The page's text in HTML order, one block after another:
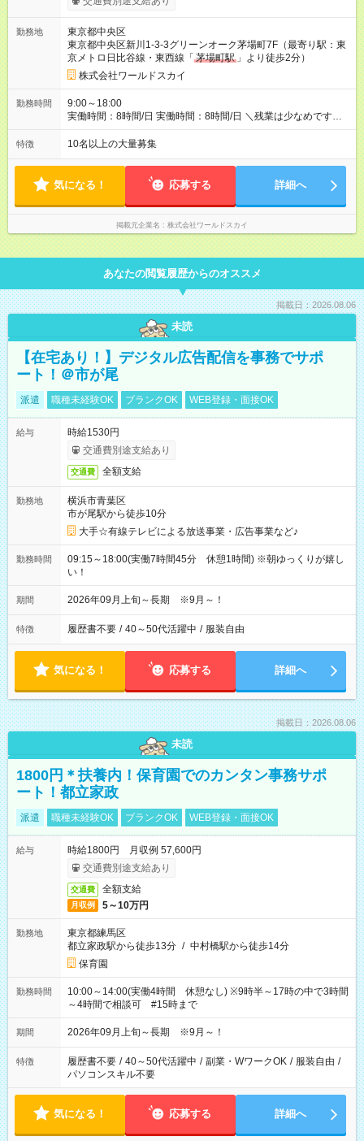
用期間の長さ：6ヶ月 ※ 雇用形態と給与に、本採用時と異なる部
時と同じです。
勤務地
東京都中央区
東京都中央区新川1-3-3グリーンオーク茅場町7F（最寄り駅：東
京メトロ日比谷線・東西線「 茅場町駅 」より徒歩2分）
株式会社ワールドスカイ
勤務時間
9:00～18:00
実働時間：8時間/日 実働時間：8時間/日 ＼残業は少なめです！
／ 社内平均残業時間は月11時間以内です。仕事終わりに自分の
時間をたっぷり作ることができます。サークル活動に参加する
の時間を楽しむもよし！お仕事とプライベートの両立ができま
す。
特徴 10名以上の大量募集
気になる！ 応募する 詳細へ
掲載元企業名 株式会社ワールドスカイ
あなたの閲覧履歴からのオススメ
掲載日：2026.08.06
未読
【在宅あり！】デジタル広告配信を事務でサポ
ート！＠市が尾
派遣 職種未経験OK ブランクOK WEB登録・面接OK
給与
時給1530円
交通費別途支給あり
交通費 全額支給
勤務地
横浜市青葉区
市が尾駅から徒歩10分
大手☆有線テレビによる放送事業・広告事業など♪
勤務時間
09:15～18:00(実働7時間45分 休憩1時間) ※朝ゆっくりが嬉し
い！
期間 2026年09月上旬～長期 ※9月～！
特徴 履歴書不要 / 40～50代活躍中 / 服装自由
気になる！ 応募する 詳細へ
掲載日：2026.08.06
未読
1800円＊扶養内！保育園でのカンタン事務サポ
ート！都立家政
派遣 職種未経験OK ブランクOK WEB登録・面接OK
給与
時給1800円 月収例 57,600円
交通費別途支給あり
交通費 全額支給
月収例 5～10万円
勤務地
東京都練馬区
都立家政駅から徒歩13分 / 中村橋駅から徒歩14分
保育園
勤務時間
10:00～14:00(実働4時間 休憩なし) ※9時半～17時の中で3時間
～4時間で相談可 #15時まで
期間 2026年09月上旬～長期 ※9月～！
特徴 履歴書不要 / 40～50代活躍中 / 副業・WワークOK / 服装自由 /
パソコンスキル不要
気になる！ 応募する 詳細へ